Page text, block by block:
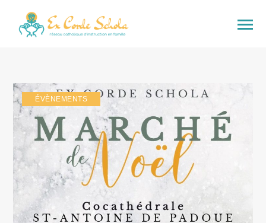
ÉVÈNEMENTS